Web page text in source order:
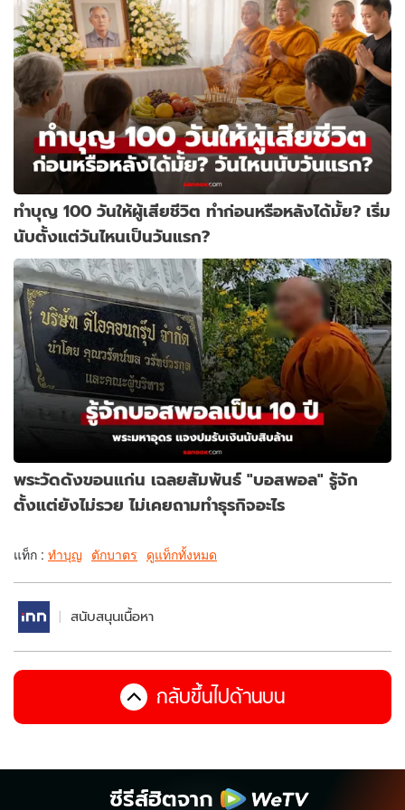
ทำบุญ 100 วันให้ผู้เสียชีวิต ทำก่อนหรือหลังได้มั้ย? เริ่ม
นับตั้งแต่วันไหนเป็นวันแรก?
พระวัดดังขอนแก่น เฉลยสัมพันธ์ "บอสพอล" รู้จัก
ตั้งแต่ยังไม่รวย ไม่เคยถามทำธุรกิจอะไร
แท็ก : ทำบุญ ตักบาตร ดูแท็กทั้งหมด
สนับสนุนเนื้อหา
กลับขึ้นไปด้านบน
ซีรีส์ฮิตจาก